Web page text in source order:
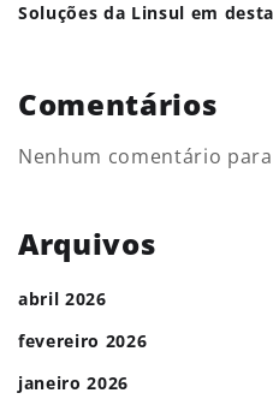
Soluções da Linsul em
Comentários
Nenhum comentário
Arquivos
abril 2026
fevereiro 2026
janeiro 2026